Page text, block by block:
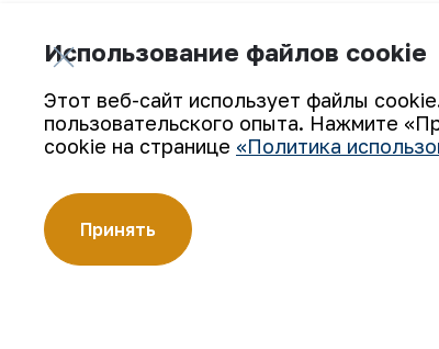
Подпишитесь на обновления:
Использование файлов cookie
Этот веб-сайт использует файлы
пользовательского опыта. Нажмите
cookie на странице «Политика
Принять